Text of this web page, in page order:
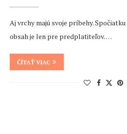
Aj vrchy majú svoje príbehy.
obsah je len pre predplatiteľov. …
ČÍTAŤ VIAC